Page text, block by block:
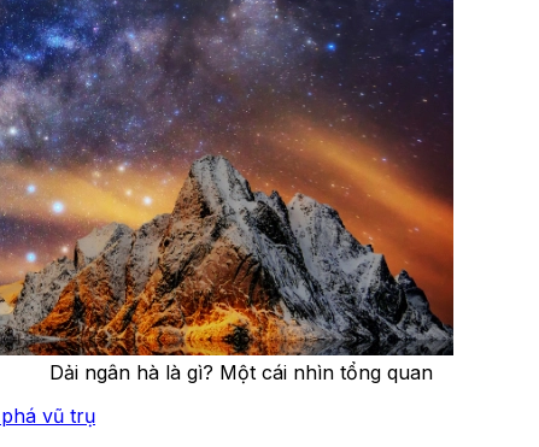
Dải ngân hà là gì? Một cái nhìn tổng quan
vũ trụ